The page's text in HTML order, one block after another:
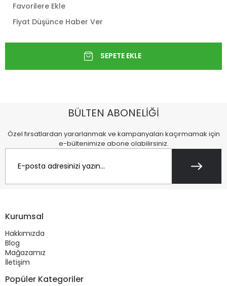
Favorilere Ekle
Fiyat Düşünce Haber Ver
BÜLTEN ABONELİĞİ
Özel fırsatlardan yararlanmak ve kampanyaları kaçırmamak için
e-bültenimize abone olabilirsiniz.
Kurumsal
Hakkımızda
Blog
Mağazamız
İletişim
Popüler Kategoriler